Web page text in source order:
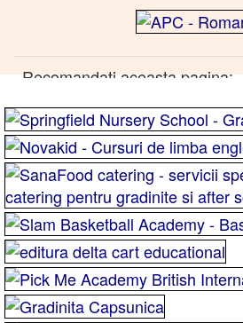
Recomandati aceasta pagina: